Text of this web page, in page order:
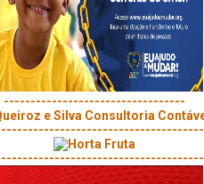
----------------------------------